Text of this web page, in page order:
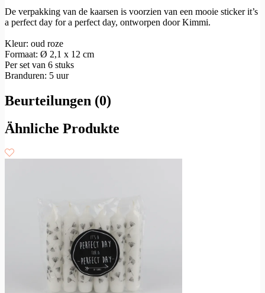
De verpakking van de kaarsen is voorzien van een mooie sticker it’s
a perfect day for a perfect day, ontworpen door Kimmi.
Kleur: oud roze
Formaat: Ø 2,1 x 12 cm
Per set van 6 stuks
Branduren: 5 uur
Beurteilungen (0)
Ähnliche Produkte